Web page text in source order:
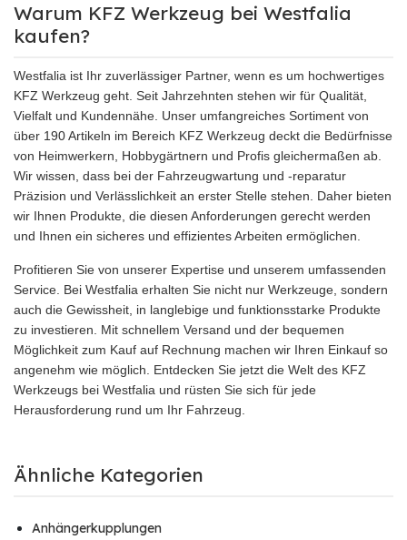
Warum KFZ Werkzeug bei Westfalia
kaufen?
Westfalia ist Ihr zuverlässiger Partner, wenn es um hochwertiges
KFZ Werkzeug geht. Seit Jahrzehnten stehen wir für Qualität,
Vielfalt und Kundennähe. Unser umfangreiches Sortiment von
über 190 Artikeln im Bereich KFZ Werkzeug deckt die Bedürfnisse
von Heimwerkern, Hobbygärtnern und Profis gleichermaßen ab.
Wir wissen, dass bei der Fahrzeugwartung und -reparatur
Präzision und Verlässlichkeit an erster Stelle stehen. Daher bieten
wir Ihnen Produkte, die diesen Anforderungen gerecht werden
und Ihnen ein sicheres und effizientes Arbeiten ermöglichen.
Profitieren Sie von unserer Expertise und unserem umfassenden
Service. Bei Westfalia erhalten Sie nicht nur Werkzeuge, sondern
auch die Gewissheit, in langlebige und funktionsstarke Produkte
zu investieren. Mit schnellem Versand und der bequemen
Möglichkeit zum Kauf auf Rechnung machen wir Ihren Einkauf so
angenehm wie möglich. Entdecken Sie jetzt die Welt des KFZ
Werkzeugs bei Westfalia und rüsten Sie sich für jede
Herausforderung rund um Ihr Fahrzeug.
Ähnliche Kategorien
Anhängerkupplungen